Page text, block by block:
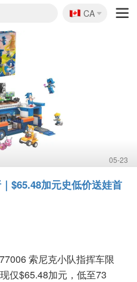
🇨🇦
CA
05-23
$65.48加元史低价送娃首
索尼克小队指挥车限
仅$65.48加元，低至73